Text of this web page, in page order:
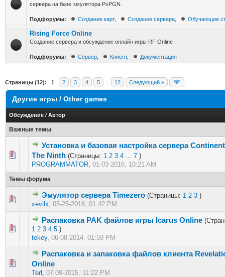
сервера на базе эмулятора PvPGN.
Подфорумы: Создание карт, Создание сервера Обучающие
Rising Force Online
Создание сервера и обсуждение онлайн игры RF Online
Подфорумы: Сервер Клиент, Документация
Страницы (12): 1 2 3 4 5 12 Следующий »
Другие игры / Other games
Обсуждение / Автор
Важные темы
Установка и базовая настройка сервера
The Ninth (Страницы: 1 2 3 4 ... 7 )
PROGRAMMATOR, 01-03-2016, 10:21 AM
2 голос(ов) - 2.5 из 5 в среднем
123 45
Темы форума
Эмулятор сервера Timezero (Страницы: 1 2 3 )
xevilx, 05-25-2018, 01:42 PM
0 голос(ов) - 0 из 5 в среднем
12345
Распаковка PAK файлов игры Icarus Online
1 2 3 4 5 )
tekey, 06-08-2014, 01:59 PM
0 голос(ов) - 0 из 5 в среднем
Распаковка и запаковка файлов клиента
Online
Terl , 07-09-2015, 11:22 PM
0 голос(ов) - 0 из 5 в среднем